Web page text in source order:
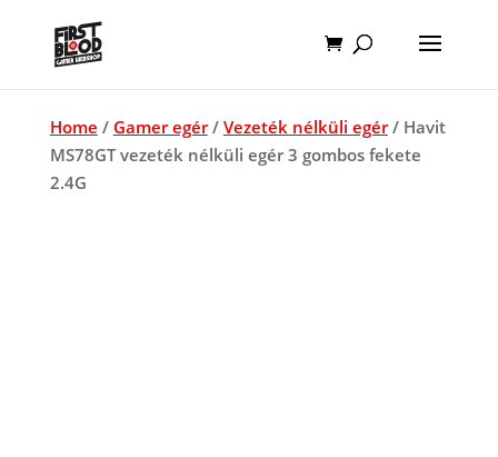
Home / Gamer egér/ Vezeték nélküli egér/ Havit
MS78GT vezeték nélküli egér 3 gombos fekete
2.4G